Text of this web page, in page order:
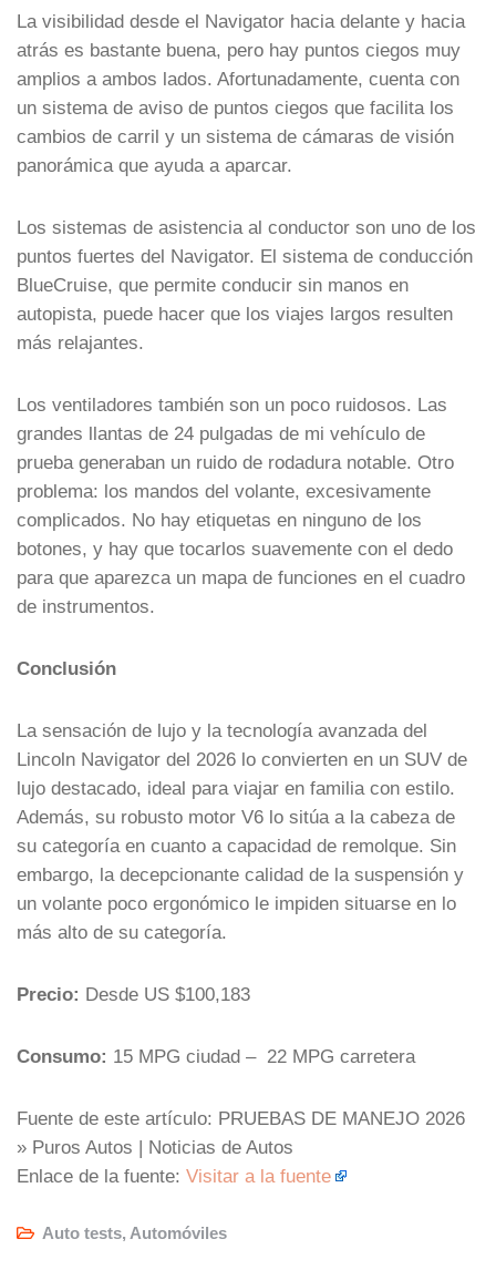
La visibilidad desde el Navigator hacia delante y hacia
atrás es bastante buena, pero hay puntos ciegos muy
amplios a ambos lados. Afortunadamente, cuenta con
un sistema de aviso de puntos ciegos que facilita los
cambios de carril y un sistema de cámaras de visión
panorámica que ayuda a aparcar.
Los sistemas de asistencia al conductor son uno de los
puntos fuertes del Navigator. El sistema de conducción
BlueCruise, que permite conducir sin manos en
autopista, puede hacer que los viajes largos resulten
más relajantes.
Los ventiladores también son un poco ruidosos. Las
grandes llantas de 24 pulgadas de mi vehículo de
prueba generaban un ruido de rodadura notable. Otro
problema: los mandos del volante, excesivamente
complicados. No hay etiquetas en ninguno de los
botones, y hay que tocarlos suavemente con el dedo
para que aparezca un mapa de funciones en el cuadro
de instrumentos.
Conclusión
La sensación de lujo y la tecnología avanzada del
Lincoln Navigator del 2026 lo convierten en un SUV de
lujo destacado, ideal para viajar en familia con estilo.
Además, su robusto motor V6 lo sitúa a la cabeza de
su categoría en cuanto a capacidad de remolque. Sin
embargo, la decepcionante calidad de la suspensión y
un volante poco ergonómico le impiden situarse en lo
más alto de su categoría.
Precio: Desde US $100,183
Consumo: 15 MPG ciudad – 22 MPG carretera
Fuente de este artículo: PRUEBAS DE MANEJO 2026
» Puros Autos | Noticias de Autos
Enlace de la fuente: Visitar a la fuente
Auto tests, Automóviles